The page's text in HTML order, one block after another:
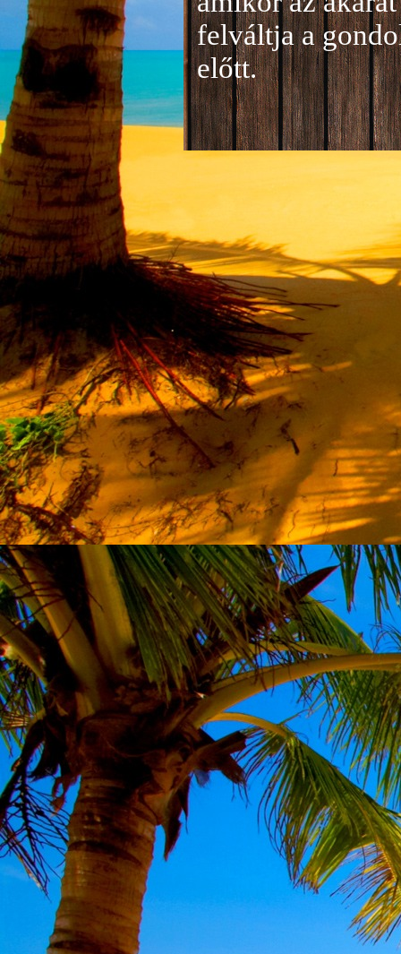
felváltja a
előtt.
Jelentkezés a
A
folyamatosan
benyújtása a
történik mind
személyesen.
személyesen a
címen tudjátok
Kérelmeteket
amennyiben
ovi bejárata a
nyíló
Szeretettel
Elérhetőségek
Dr. Göllner
2081
e-mail:
telefonszám: